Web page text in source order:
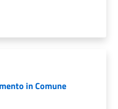
in Comune